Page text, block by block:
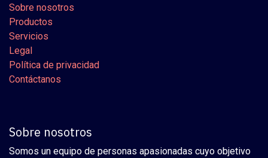
Sobre nosotros
Productos
Servicios
Legal
Política de privacidad
Contáctanos
Sobre nosotros
Somos un equipo de personas apasionadas cuyo objetivo